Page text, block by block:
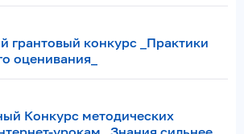
грантовый конкурс _Практики
оценивания_
Конкурс методических